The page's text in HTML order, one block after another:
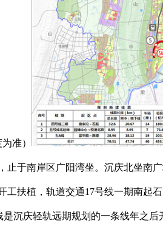
准）
于南岸区广阳湾坐。沉庆北坐南
扶植，轨道交通17号线一期南
沉庆轻轨远期规划的一条线年之